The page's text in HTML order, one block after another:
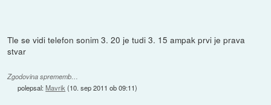
Tle se vidi telefon sonim 3. 20 je tudi 3. 15 ampak prvi je prava
stvar
Zgodovina sprememb…
polepsal:Mavrik (10. sep 2011 ob 09:11)